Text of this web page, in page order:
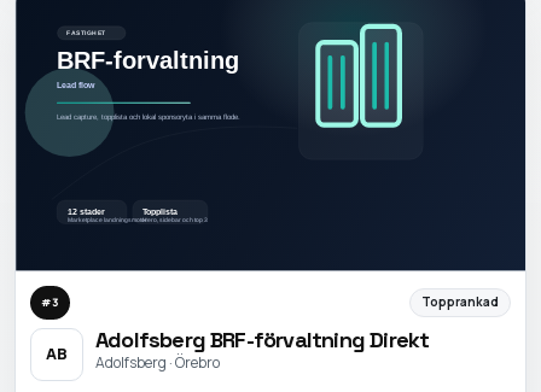
#3 Topprankad
AB
Adolfsberg BRF-förvaltning Direkt
Adolfsberg · Örebro